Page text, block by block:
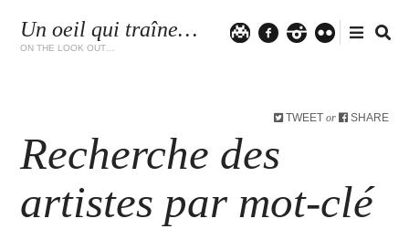
Un oeil qui traîne…
ON THE LOOK OUT…
TWEET or SHARE
Recherche des
artistes par mot-clé